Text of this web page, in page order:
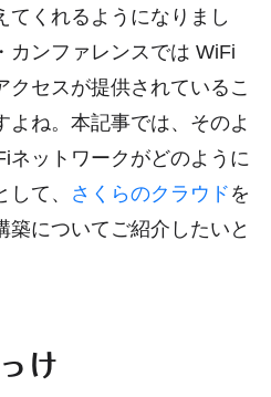
てくれるようになりまし
カンファレンスでは WiFi
クセスが提供されているこ
よね。本記事では、そのよ
ネットワークがどのように
て、 さくらのクラウド を
築についてご紹介したいと
け